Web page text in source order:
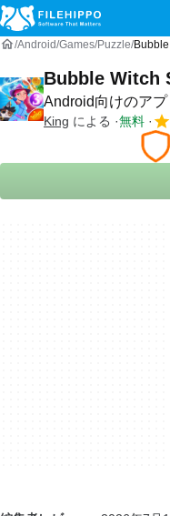
Android Games Puzzle
Bubble Witch
Android向けのアプ
King による 無料